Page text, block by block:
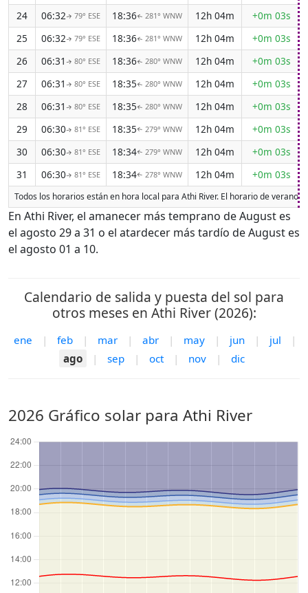
24
06:32↑ 79° ESE 18:36↑ 281° WNW 12h 04m
+0m 03s
25
06:32↑ 79° ESE 18:36↑ 281° WNW 12h 04m
+0m 03s
26
06:31 ↑ 80° ESE 18:36↑ 280° WNW 12h 04m
+0m 03s
27
06:31 ↑ 80° ESE 18:35↑ 280° WNW 12h 04m
+0m 03s
28
06:31 ↑ 80° ESE 18:35↑ 280° WNW 12h 04m
+0m 03s
29
06:30↑ 81° ESE 18:35↑ 279° WNW 12h 04m
+0m 03s
30
06:30↑ 81° ESE 18:34↑ 279° WNW 12h 04m
+0m 03s
31
06:30↑ 81° ESE 18:34↑ 278° WNW 12h 04m +0m 03s
Todos los horarios están en hora local para Athi River. El horario de verano
En Athi River, el amanecer más temprano de August es
el agosto 29 a 31 o el atardecer más tardío de August es
el agosto 01 a 10.
Calendario de salida y puesta del sol para
otros meses en Athi River (2026):
ene | feb | mar | abr | may | jun | jul
|
ago
| sep | oct | nov | dic
2026 Gráfico solar para Athi River